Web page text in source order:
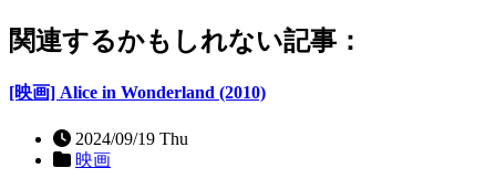
関連するかもしれない記事：
[映画] Alice in Wonderland (2010)
2024/09/19 Thu
映画